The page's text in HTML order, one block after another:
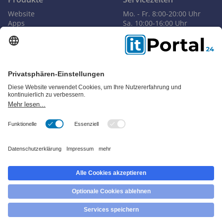
Website
Apps
AR & VR
Online-Marketing
Cloud
Blockchain
Big Data
IT-Outsourcing
IT-Sicherheit
Web-App
Software-Entwicklung
Kontakt
info@itportal24.de
+49 (0)30 30809245
Mo. - Fr. 8:00-20:00 Uhr
Sa. 10:00-16:00 Uhr
© Copyright 2018–2026 Portal24 GmbH